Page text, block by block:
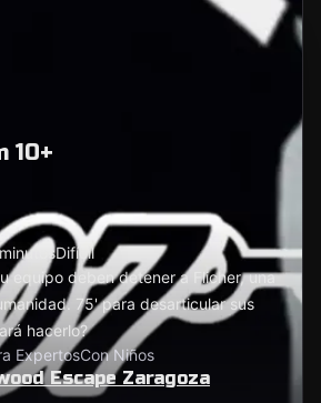
10+
Difícil
equipo deben detener a Flicher, una
75' para desarticular sus
hacerlo?
ExpertosCon Niños
Escape Zaragoza